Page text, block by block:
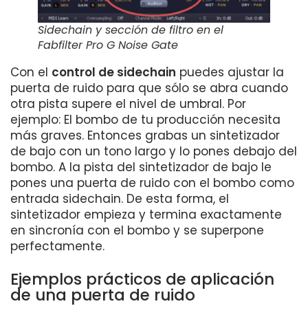
Sidechain y sección de filtro en el
Fabfilter Pro G Noise Gate
Con el control de sidechain puedes ajustar la
puerta de ruido para que sólo se abra cuando
otra pista supere el nivel de umbral. Por
ejemplo: El bombo de tu producción necesita
más graves. Entonces grabas un sintetizador
de bajo con un tono largo y lo pones debajo del
bombo. A la pista del sintetizador de bajo le
pones una puerta de ruido con el bombo como
entrada sidechain. De esta forma, el
sintetizador empieza y termina exactamente
en sincronía con el bombo y se superpone
perfectamente.
Ejemplos prácticos de aplicación
de una puerta de ruido